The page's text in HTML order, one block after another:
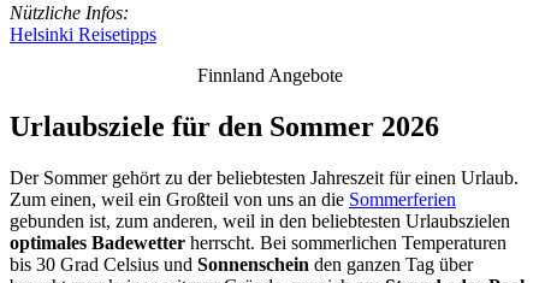
Nützliche Infos:
Helsinki Reisetipps
Finnland Angebote
Urlaubsziele für den Sommer 2026
Der Sommer gehört zu der beliebtesten Jahreszeit für einen Urlaub.
Zum einen, weil ein Großteil von uns an die Sommerferien
gebunden ist, zum anderen, weil in den beliebtesten Urlaubszielen
optimales Badewetter herrscht. Bei sommerlichen Temperaturen
bis 30 Grad Celsius und Sonnenschein den ganzen Tag über